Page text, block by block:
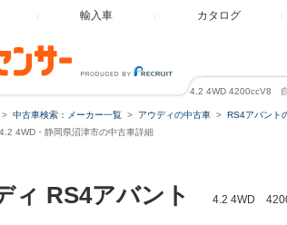
輸入車 カタログ
RS4アバント 4.2 4WD
中古車検索：メーカー一覧 アウディの中古車 RS4アバント
4WD・静岡県沼津市の中古車詳細
ィ RS4アバント 4.2 4WD